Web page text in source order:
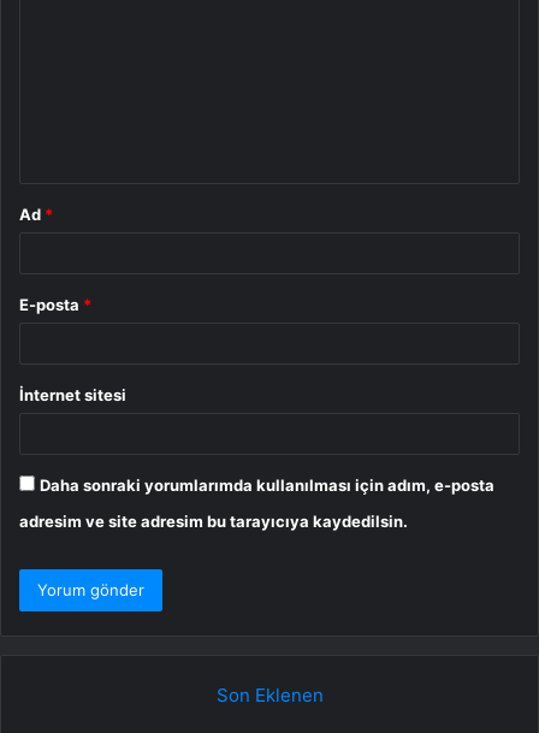
Ad *
E-posta *
İnternet sitesi
Daha sonraki yorumlarımda kullanılması için adım, e-posta
adresim ve site adresim bu tarayıcıya kaydedilsin.
Son Eklenen